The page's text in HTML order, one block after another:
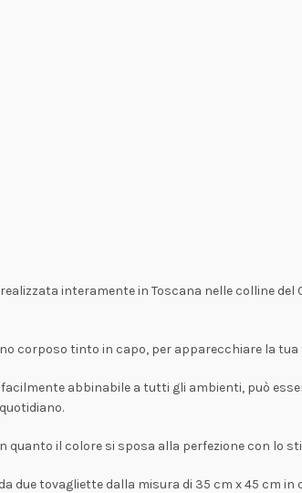
interamente in Toscana nelle colline
corposo tinto in capo, per apparecchiare la
abbinabile a tutti gli ambienti, può
quanto il colore si sposa alla perfezione con lo
due tovagliette dalla misura di 35 cm x 45 cm